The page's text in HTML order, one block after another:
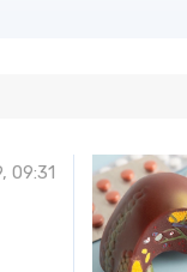
09:31